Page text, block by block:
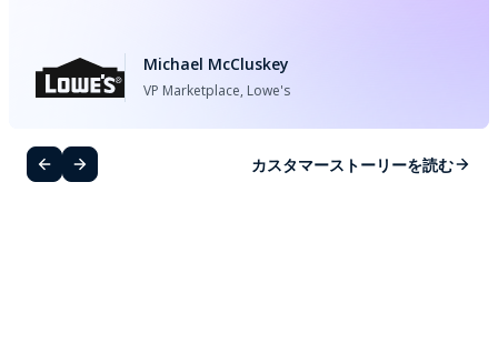
Michael McCluskey
VP Marketplace, Lowe's
カスタマーストーリーを読む